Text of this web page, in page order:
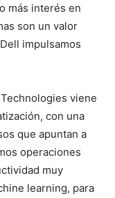
más interés en
son un valor
impulsamos
viene
con una
que apuntan a
operaciones
muy
learning, para